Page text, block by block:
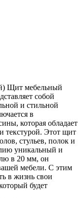
Щит мебельный
собой
и стильной
в
которая обладает
текстурой. Этот щит
стульев, полок и
уникальный и
в 20 мм, он
мебели. С этим
в жизнь свои
будет